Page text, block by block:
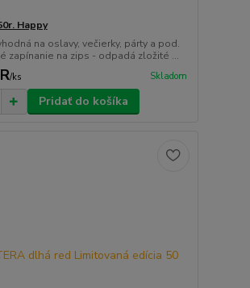
Happy
na oslavy, večierky, párty a pod.
zapínanie na zips - odpadá zložité ...
/ks Skladom
Pridať do košíka